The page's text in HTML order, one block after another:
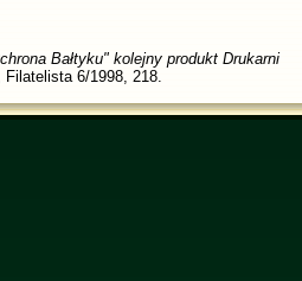
Bałtyku" kolejny produkt Drukarni
, Filatelista 6/1998, 218.